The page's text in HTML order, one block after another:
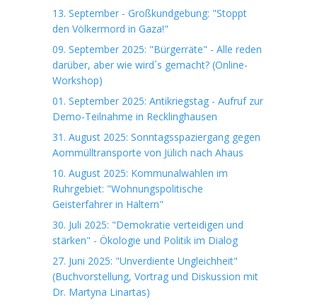
13. September - Großkundgebung: "Stoppt
den Völkermord in Gaza!"
09. September 2025: "Bürgerräte" - Alle reden
darüber, aber wie wird`s gemacht? (Online-
Workshop)
01. September 2025: Antikriegstag - Aufruf zur
Demo-Teilnahme in Recklinghausen
31. August 2025: Sonntagsspaziergang gegen
Aommülltransporte von Jülich nach Ahaus
10. August 2025: Kommunalwahlen im
Ruhrgebiet: "Wohnungspolitische
Geisterfahrer in Haltern"
30. Juli 2025: "Demokratie verteidigen und
stärken" - Ökologie und Politik im Dialog
27. Juni 2025: "Unverdiente Ungleichheit"
(Buchvorstellung, Vortrag und Diskussion mit
Dr. Martyna Linartas)